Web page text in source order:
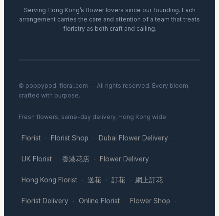
Serving Hong Kong’s flower lovers since our founding. Each
arrangement carries the care and attention of a team that treats
floristry as both craft and calling.
© poppypod-floral.com — All rights reserved. Every bloom,
crafted with purpose.
Fresh flowers, same-day delivery, Hong Kong wide.
Florist · Florist Shop · Dubai Flower Delivery ·
UK Florist · 香港花店 · Flower Delivery ·
Hong Kong Florist · 送花 · 訂花 · 網上訂花 ·
Florist Delivery · Online Florist · Flower Shop ·